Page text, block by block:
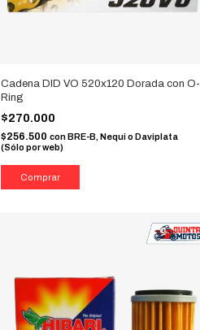
Cadena DID VO 520x120 Dorada con O-
Ring
$270.000
$256.500conBRE-B, Nequi o Daviplata
(Sólo por web)